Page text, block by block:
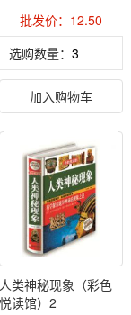
批发价：12.50
选购数量：
加入购物车
人类神秘现象（彩色
悦读馆）2